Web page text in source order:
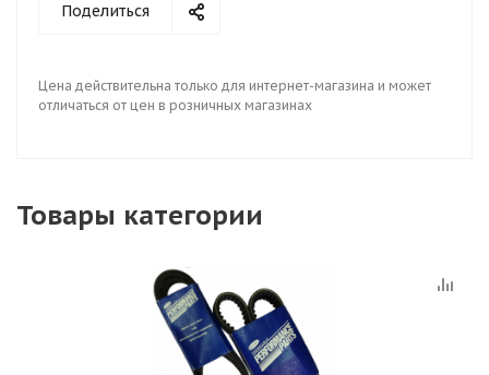
Поделиться
Цена действительна только для интернет-магазина и может
отличаться от цен в розничных магазинах
Товары категории